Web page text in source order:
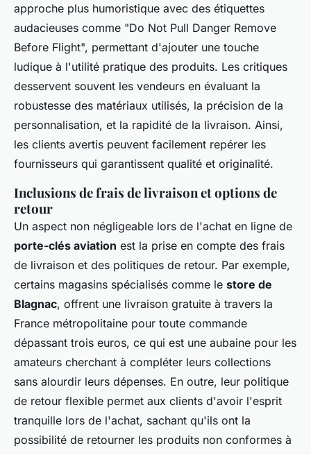
approche plus humoristique avec des étiquettes
audacieuses comme "Do Not Pull Danger Remove
Before Flight", permettant d'ajouter une touche
ludique à l'utilité pratique des produits. Les critiques
desservent souvent les vendeurs en évaluant la
robustesse des matériaux utilisés, la précision de la
personnalisation, et la rapidité de la livraison. Ainsi,
les clients avertis peuvent facilement repérer les
fournisseurs qui garantissent qualité et originalité.
Inclusions de frais de livraison et options de
retour
Un aspect non négligeable lors de l'achat en ligne de
porte-clés aviation est la prise en compte des frais
de livraison et des politiques de retour. Par exemple,
certains magasins spécialisés comme le store de
Blagnac, offrent une livraison gratuite à travers la
France métropolitaine pour toute commande
dépassant trois euros, ce qui est une aubaine pour les
amateurs cherchant à compléter leurs collections
sans alourdir leurs dépenses. En outre, leur politique
de retour flexible permet aux clients d'avoir l'esprit
tranquille lors de l'achat, sachant qu'ils ont la
possibilité de retourner les produits non conformes à